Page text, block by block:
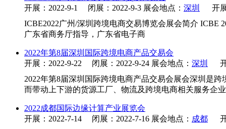
开展：2022-9-1 闭展：2022-9-3 展会地点： 深圳
开展
ICBE2022广州/深圳跨境电商交易博览会展会简介 ICBE
广东省商务厅指导，广东省电子商
2022年第8届深圳国际跨境电商产品交易会
开展：2022-9-22 闭展：2022-9-24 展会地点： 深圳
开
2022年第8届深圳国际跨境电商产品交易会展会深圳是
而带动上下游的货源工厂、物流及跨境电商相关服务企
2022成都国际边缘计算产业展览会
开展：2022-7-14 闭展：2022-7-16 展会地点： 成都 开